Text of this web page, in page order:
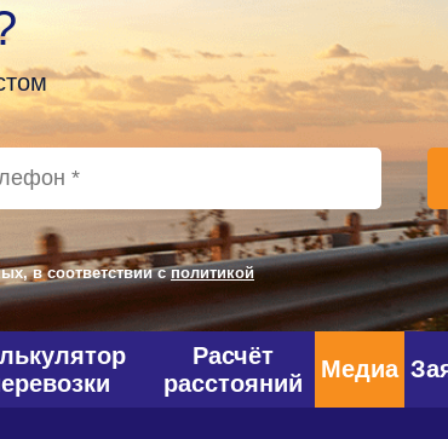
в соответствии сполитикой
Расчёт
расстояний
Медиа